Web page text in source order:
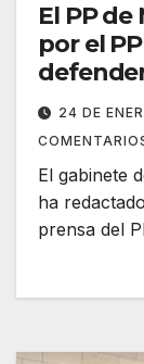
El PP
por el
24 DE
El gabinete
ha
prensa del